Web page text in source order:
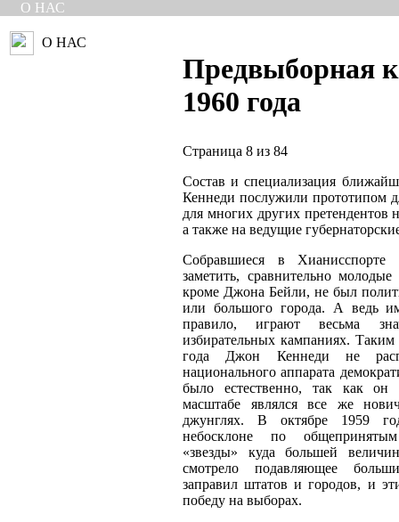
О НАС
О НАС
Предвыборная
1960 года
Страница 8 из 84
Состав и специализация
Кеннеди послужили прототипом
для многих других претендентов
а также на ведущие
Собравшиеся в
заметить, сравнительно
кроме Джона Бейли, не был
или большого города. А ведь
правило, играют весьма
избирательных кампаниях.
года Джон Кеннеди не
национального аппарата
было естественно, так как он
масштабе являлся все же
джунглях. В октябре 1959
небосклоне по
«звезды» куда большей
смотрело подавляющее
заправил штатов и городов, и
победу на выборах.